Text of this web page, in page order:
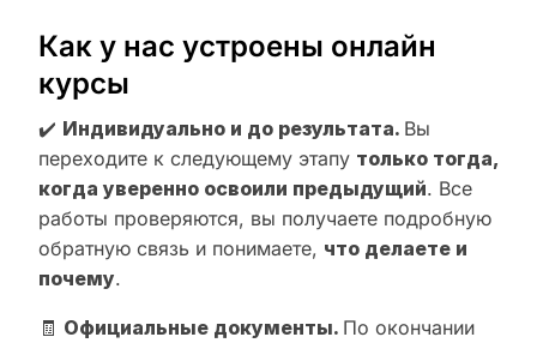
Как у нас устроены онлайн
курсы
✔️ Индивидуально и до результата. Вы
переходите к следующему этапу только тогда,
когда уверенно освоили предыдущий. Все
работы проверяются, вы получаете подробную
обратную связь и понимаете, что делаете и
почему.
🧾 Официальные документы. По окончании